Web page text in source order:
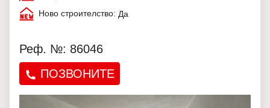
Ново строителство: Да
Реф. №: 86046
ПОЗВОНИТЕ